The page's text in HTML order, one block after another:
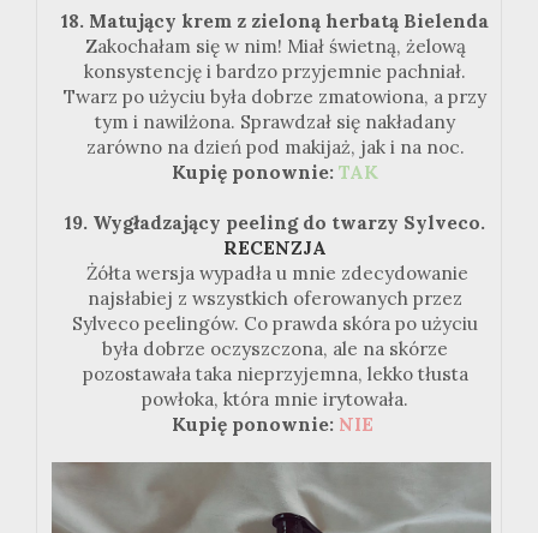
18. Matujący krem z zieloną herbatą Bielenda
Zakochałam się w nim! Miał świetną, żelową
konsystencję i bardzo przyjemnie pachniał.
Twarz po użyciu była dobrze zmatowiona, a przy
tym i nawilżona. Sprawdzał się nakładany
zarówno na dzień pod makijaż, jak i na noc.
Kupię ponownie: TAK
19. Wygładzający peeling do twarzy Sylveco.
RECENZJA
Żółta wersja wypadła u mnie zdecydowanie
najsłabiej z wszystkich oferowanych przez
Sylveco peelingów. Co prawda skóra po użyciu
była dobrze oczyszczona, ale na skórze
pozostawała taka nieprzyjemna, lekko tłusta
powłoka, która mnie irytowała.
Kupię ponownie: NIE